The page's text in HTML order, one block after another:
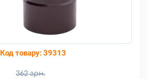
Код товару:39313
362 грн.